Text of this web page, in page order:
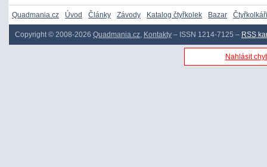
Quadmania.cz Úvod Články Závody Katalog čtyřkolek Bazar Čtyřkolkáři
Copyright © 2008-2026 Quadmania.cz, Kontakty – ISSN 1214-7125 – RSS
Nahlásit